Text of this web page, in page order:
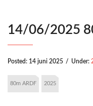
14/06/2025
Posted: 14 juni 2025 / Under:
80m ARDF 2025